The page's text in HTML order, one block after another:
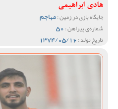
هادی ابراهیمی
جایگاه بازی در زمین :مهاجم
شماره‌ی پیراهن :50
تاریخ تولد :1374/05/16